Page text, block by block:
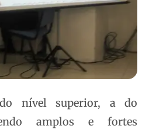
nível superior, a do
amplos e fortes